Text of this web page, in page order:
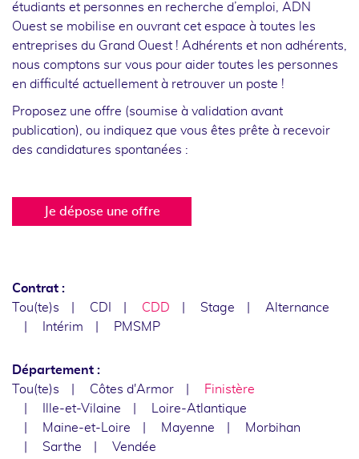
étudiants et personnes en recherche d’emploi, ADN
Ouest se mobilise en ouvrant cet espace à toutes les
entreprises du Grand Ouest ! Adhérents et non adhérents,
nous comptons sur vous pour aider toutes les personnes
en difficulté actuellement à retrouver un poste !
Proposez une offre (soumise à validation avant
publication), ou indiquez que vous êtes prête à recevoir
des candidatures spontanées :
Je dépose une offre
Contrat :
Tou(te)s
CDI CDD Stage
Alternance
Intérim
PMSMP
Département :
Tou(te)s
Côtes d'Armor
Finistère
Ille-et-Vilaine
Loire-Atlantique
Maine-et-Loire
Mayenne
Morbihan
Sarthe
Vendée